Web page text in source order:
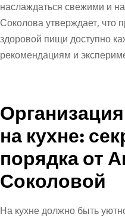
наслаждаться свежими и
Соколова утверждает, что
здоровой пищи доступно
рекомендациям и
на кухне:
порядка от
Соколовой
На кухне должно быть